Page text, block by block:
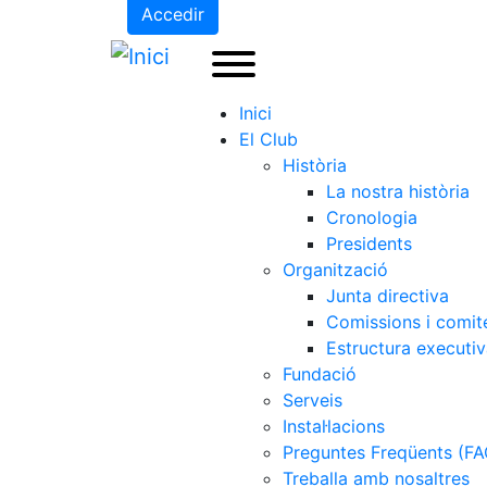
Accedir
Inici
El Club
Història
La nostra història
Cronologia
Presidents
Organització
Junta directiva
Comissions i
Estructura
Fundació
Serveis
Instal·lacions
Preguntes Freqüents
Treballa amb nosaltres